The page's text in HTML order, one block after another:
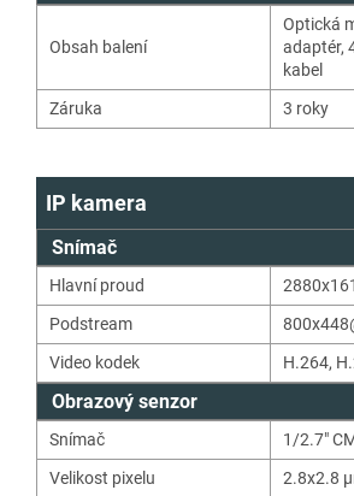
Obsah balení
Optická
adaptér,
kabel
Záruka
3 roky
IP kamera
Snímač
Hlavní proud
Podstream
Video kodek
H.264,
Obrazový senzor
Snímač
1/2.7"
Velikost pixelu
2.8x2.8